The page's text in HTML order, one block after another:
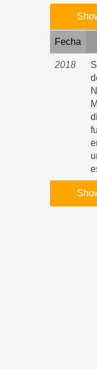
Fecha
2018